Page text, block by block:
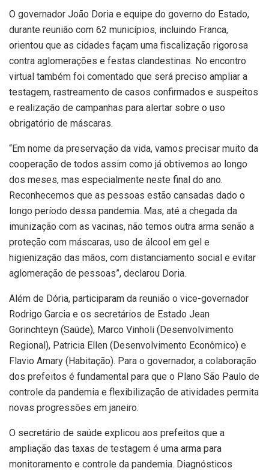
O governador João Doria e equipe do governo do Estado,
durante reunião com 62 municípios, incluindo Franca,
orientou que as cidades façam uma fiscalização rigorosa
contra aglomerações e festas clandestinas. No encontro
virtual também foi comentado que será preciso ampliar a
testagem, rastreamento de casos confirmados e suspeitos
e realização de campanhas para alertar sobre o uso
obrigatório de máscaras.
“Em nome da preservação da vida, vamos precisar muito da
cooperação de todos assim como já obtivemos ao longo
dos meses, mas especialmente neste final do ano.
Reconhecemos que as pessoas estão cansadas dado o
longo período dessa pandemia. Mas, até a chegada da
imunização com as vacinas, não temos outra arma senão a
proteção com máscaras, uso de álcool em gel e
higienização das mãos, com distanciamento social e evitar
aglomeração de pessoas”, declarou Doria.
Além de Dória, participaram da reunião o vice-governador
Rodrigo Garcia e os secretários de Estado Jean
Gorinchteyn (Saúde), Marco Vinholi (Desenvolvimento
Regional), Patricia Ellen (Desenvolvimento Econômico) e
Flavio Amary (Habitação). Para o governador, a colaboração
dos prefeitos é fundamental para que o Plano São Paulo de
controle da pandemia e flexibilização de atividades permita
novas progressões em janeiro.
O secretário de saúde explicou aos prefeitos que a
ampliação das taxas de testagem é uma arma para
monitoramento e controle da pandemia. Diagnósticos